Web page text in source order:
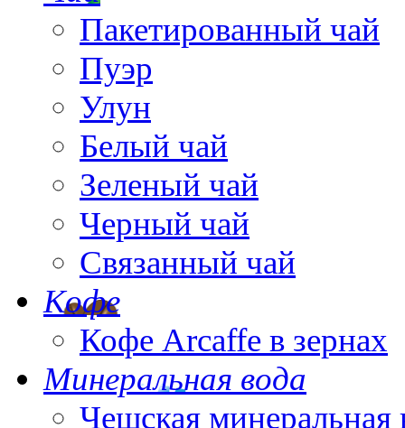
Пакетированный чай
Пуэр
Улун
Белый чай
Зеленый чай
Черный чай
Связанный чай
Кофе
Кофе Arcaffe в зернах
Минеральная вода
Чешская минеральная